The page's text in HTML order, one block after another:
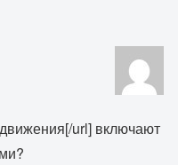
url] включают